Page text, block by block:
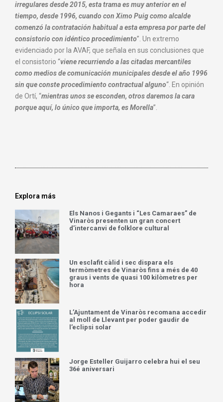
irregulares desde 2015, esta trama es muy anterior en el
tiempo, desde 1996, cuando con Ximo Puig como alcalde
comenzó la contratación habitual a esta empresa por parte del
consistorio con idéntico procedimiento”. Un extremo
evidenciado por la AVAF, que señala en sus conclusiones que
el consistorio “viene recurriendo a las citadas mercantiles
como medios de comunicación municipales desde el año 1996
sin que conste procedimiento contractual alguno“. En opinión
de Ortí, “mientras unos se esconden, otros daremos la cara
porque aquí, lo único que importa, es Morella”.
Explora más
Els Nanos i Gegants i “Les Camaraes” de
Vinaròs presenten un gran concert
d’intercanvi de folklore cultural
Un esclafit càlid i sec dispara els
termòmetres de Vinaròs fins a més de 40
graus i vents de quasi 100 kilòmetres per
hora
L’Ajuntament de Vinaròs recomana accedir
al moll de Llevant per poder gaudir de
l’eclipsi solar
Jorge Esteller Guijarro celebra hui el seu
36é aniversari